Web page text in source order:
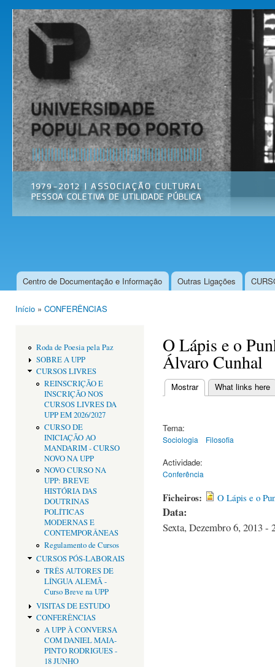
Universidade
Popular do
Porto
Associação
Cultural
Menu principal
Centro de Documentação e Informação Outras Ligações
Início » CONFERÊNCIAS
Roda de Poesia pela Paz
SOBRE A UPP
CURSOS LIVRES
REINSCRIÇÃO E
INSCRIÇÃO NOS
CURSOS LIVRES DA
UPP EM 2026/2027
CURSO DE
INICIAÇÃO AO
MANDARIM - CURSO
NOVO NA UPP
NOVO CURSO NA
UPP: BREVE
HISTÓRIA DAS
DOUTRINAS
POLÍTICAS
MODERNAS E
CONTEMPORÂNEAS
Regulamento de Cursos
CURSOS PÓS-LABORAIS
TRÊS AUTORES DE
LÍNGUA ALEMÃ -
Curso Breve na UPP
VISITAS DE ESTUDO
CONFERÊNCIAS
A UPP À CONVERSA
COM DANIEL MAIA-
PINTO RODRIGUES -
18 JUNHO
O Lápis e o
Álvaro Cunhal
Separadores
Mostrar(separador ativo)
What links here
Tema:
Sociologia Filosofia
Actividade:
Conferência
Ficheiros: O Lápis e o
Data:
Sexta, Dezembro 6, 2013 -